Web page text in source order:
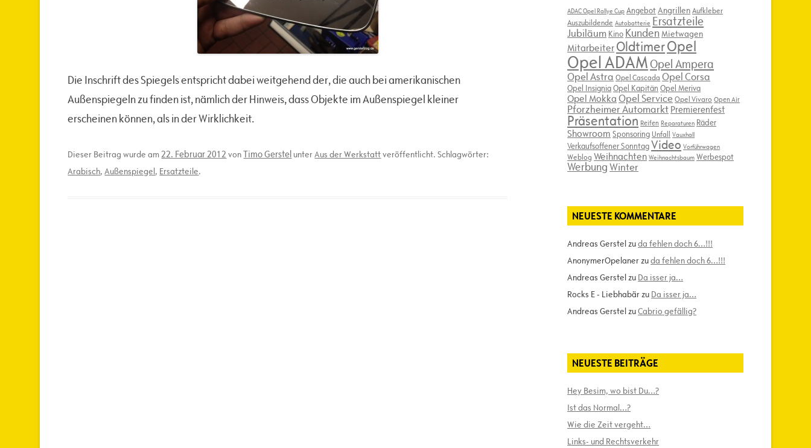
Die Inschrift des Spiegels entspricht dabei weitgehend der, die auch bei amerikanischen
Außenspiegeln zu finden ist, nämlich der Hinweis, dass Objekte im Außenspiegel kleiner
erscheinen können, als in der Wirklichkeit.
Dieser Beitrag wurde am22. Februar 2012 vonTimo Gerstel unterAus der Werkstattveröffentlicht. Schlagwörter:
Arabisch,Außenspiegel, Ersatzteile.
ADAC Opel Rallye Cup AngebotAngrillenAufkleber
Auszubildende Autobatterie Ersatzteile
Jubiläum Kino Kunden Mietwagen
Mitarbeiter OldtimerOpel
Opel ADAM Opel Ampera
Opel Astra Opel Cascada Opel Corsa
Opel InsigniaOpel Kapitän Opel Meriva
Opel Mokka Opel ServiceOpel Vivaro Open Air
Pforzheimer Automarkt Premierenfest
Präsentation Reifen Reparaturen Räder
Showroom Sponsoring Unfall Vauxhall
Verkaufsoffener SonntagVideo Vorführwagen
Weblog Weihnachten Weihnachtsbaum Werbespot
WerbungWinter
NEUESTE KOMMENTARE
Andreas Gerstelzuda fehlen doch 6…!!!
AnonymerOpelanerzuda fehlen doch 6…!!!
Andreas Gerstelzu Da isser ja…
Rocks E - Liebhabärzu Da isser ja…
Andreas GerstelzuCabrio gefällig?
NEUESTE BEITRÄGE
Hey Besim, wo bist Du…?
Ist das Normal…?
Wie die Zeit vergeht…
Links- und Rechtsverkehr